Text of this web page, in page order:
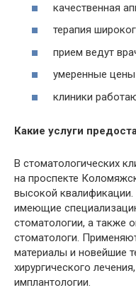
качественная
терапия
прием ведут
умеренные цены
клиники
Какие услуги
В стоматологических
на проспекте
высокой
имеющие
стоматологии, а также
стоматологи.
материалы и новейшие
хирургического
имплантологии.